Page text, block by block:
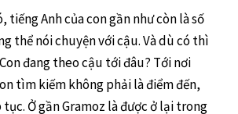
tiếng Anh của con gần như còn là số
thể nói chuyện với cậu. Và dù có thì
đang theo cậu tới đâu? Tới nơi
tìm kiếm không phải là điểm đến,
tục. Ở gần Gramoz là được ở lại trong